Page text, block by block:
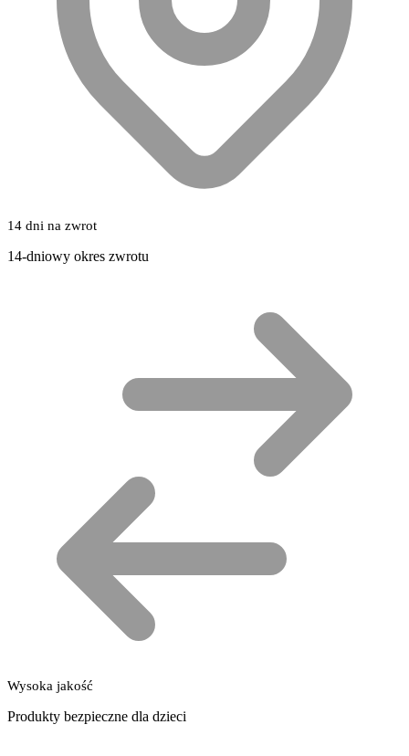
14 dni na zwrot
14-dniowy okres zwrotu
Wysoka jakość
Produkty bezpieczne dla dzieci